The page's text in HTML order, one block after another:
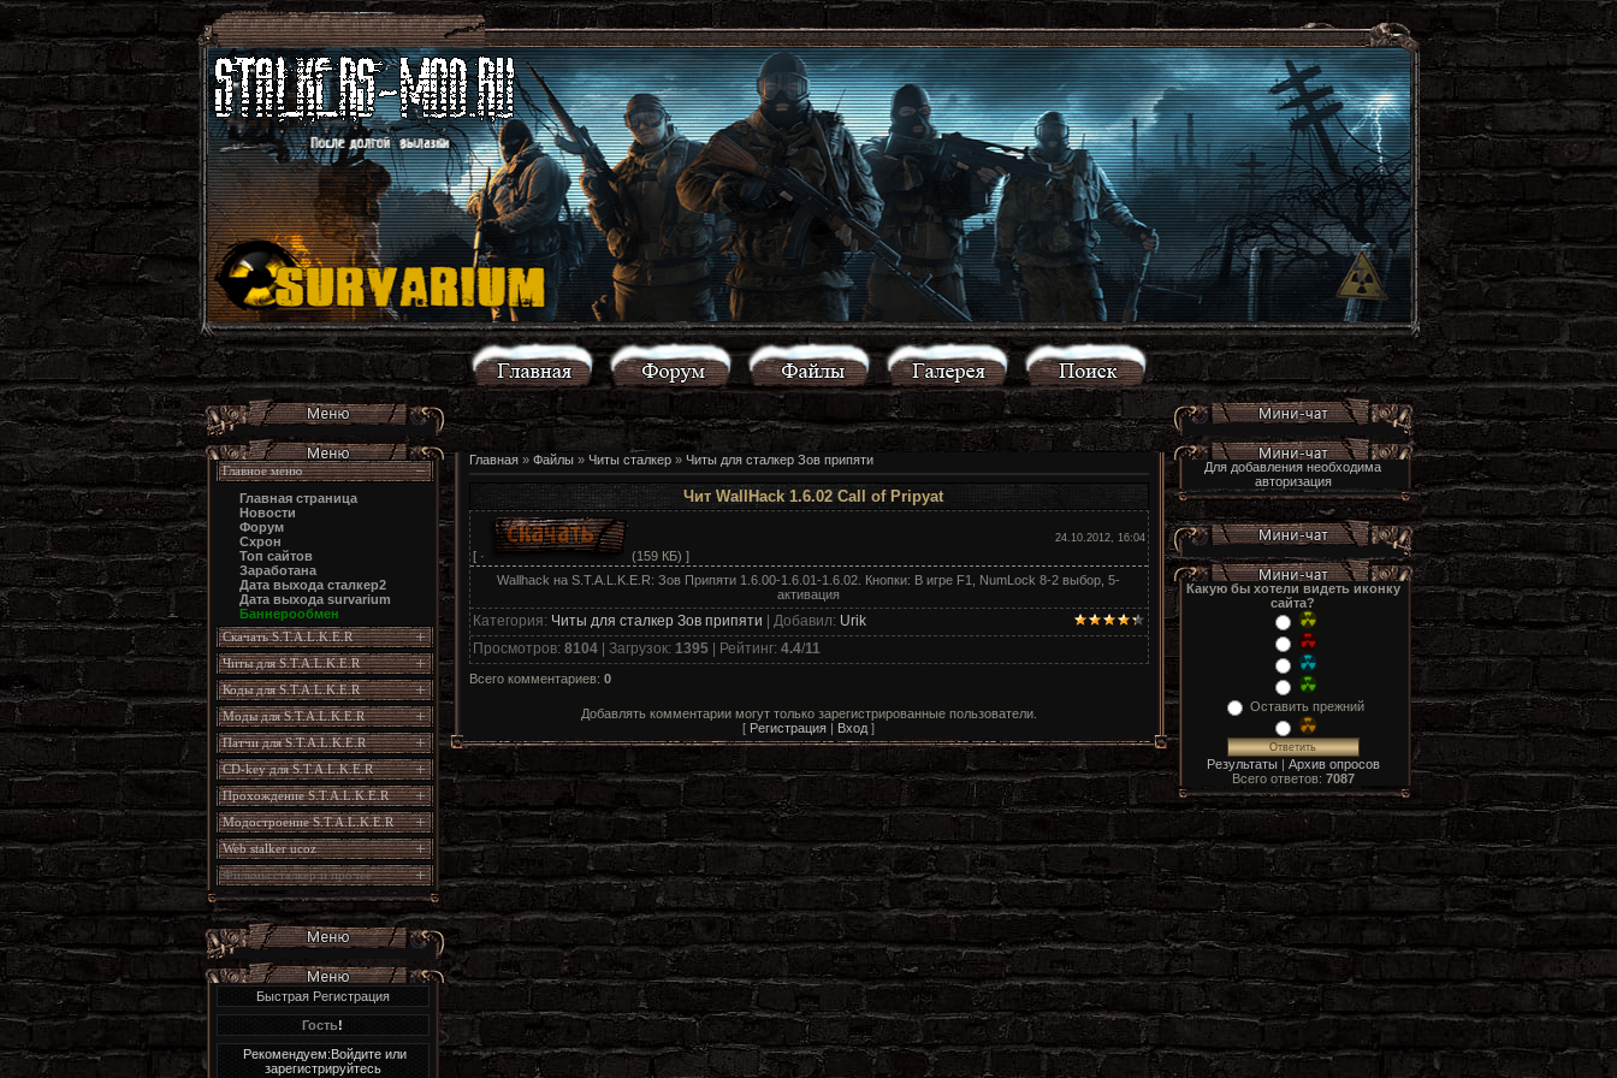
Главное меню
Главная страница
Новости
Форум
Схрон
Топ сайтов
Заработана
Дата выхода сталкер2
Дата выхода survarium
Баннерообмен
Скачать S.T.A.L.K.E.R
Читы для S.T.A.L.K.E.R
Коды для S.T.A.L.K.E.R
Моды для S.T.A.L.K.E.R
Патчи для S.T.A.L.K.E.R
CD-key для S.T.A.L.K.E.R
Прохождение S.T.A.L.K.E.R
Модостроение S.T.A.L.K.E.R
Web stalker ucoz
Фильмы сталкер и прочее
Быстрая Регистрация
Гость!
Рекомендуем:Войдите или
зарегистрируйтесь
Главная» Файлы» Читы сталкер» Читы для сталкер Зов припяти
Чит WallHack 1.6.02 Call of Pripyat
[ · (159 КБ) ]
24.10.2012, 16:04
Wallhack на S.T.A.L.K.E.R: Зов Припяти 1.6.00-1.6.01-1.6.02. Кнопки: В игре F1, NumLock 8-2 выбор, 5-
активация
Категория: Читы для сталкер Зов припяти | Добавил: Urik
Просмотров: 8104| Загрузок: 1395| Рейтинг: 4.4/11
Всего комментариев: 0
Добавлять комментарии могут только зарегистрированные пользователи.
[ Регистрация | Вход ]
Для добавления необходима
авторизация
Какую бы хотели видеть иконку
сайта?
Оставить прежний
Результаты| Архив опросов
Всего ответов: 7087